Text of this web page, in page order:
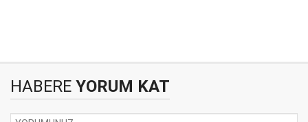
HABERE YORUM KAT